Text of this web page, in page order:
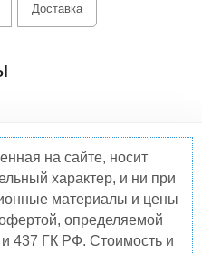
Доставка
на сайте, носит
характер, и ни при
материалы и цены
определяемой
437 ГК РФ. Стоимость и